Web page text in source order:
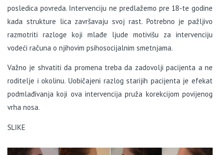
posledica povreda. Intervenciju ne predlažemo pre 18-te godine
kada strukture lica završavaju svoj rast. Potrebno je pažljivo
razmotriti razloge koji mlađe ljude motivišu za intervenciju
vodeći računa o njihovim psihosocijalnim smetnjama.
Važno je shvatiti da promena treba da zadovolji pacijenta a ne
roditelje i okolinu. Uobičajeni razlog starijih pacijenta je efekat
podmlađivanja koji ova intervencija pruža korekcijom povijenog
vrha nosa.
SLIKE